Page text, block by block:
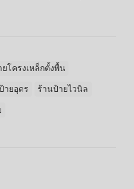
โครงเหล็กตั้งพื้น
ายอุดร ร้านป้ายไวนิล